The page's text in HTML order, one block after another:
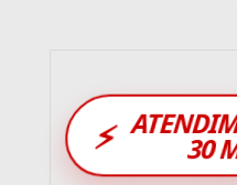
⚡ 30